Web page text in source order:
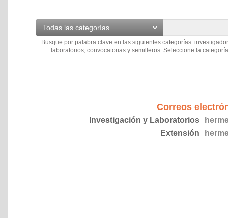
Todas las categorías
Busque por palabra clave en las siguientes categorías:
laboratorios, convocatorias y semilleros. Seleccione la
Correos
Investigación y Laboratorios
Extensión